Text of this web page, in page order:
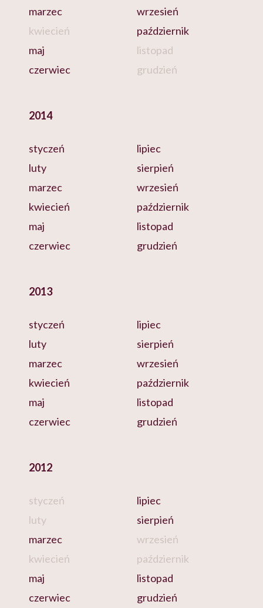
marzec
kwiecień
maj
czerwiec
wrzesień
październik
listopad
grudzień
2014
styczeń
luty
marzec
kwiecień
maj
czerwiec
lipiec
sierpień
wrzesień
październik
listopad
grudzień
2013
styczeń
luty
marzec
kwiecień
maj
czerwiec
lipiec
sierpień
wrzesień
październik
listopad
grudzień
2012
styczeń
luty
marzec
kwiecień
maj
czerwiec
lipiec
sierpień
wrzesień
październik
listopad
grudzień